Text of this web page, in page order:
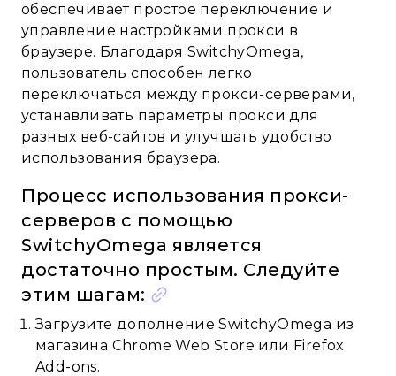
обеспечивает простое переключение и
управление настройками прокси в
браузере. Благодаря SwitchyOmega,
пользователь способен легко
переключаться между прокси-серверами,
устанавливать параметры прокси для
разных веб-сайтов и улучшать удобство
использования браузера.
Процесс использования прокси-
серверов с помощью
SwitchyOmega является
достаточно простым. Следуйте
этим шагам:
Загрузите дополнение SwitchyOmega из
магазина Chrome Web Store или Firefox
Add-ons.